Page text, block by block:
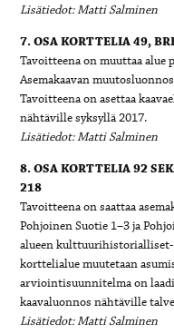
Lisätiedot: Matti Salminen
7. OSA KORTTELIA 49,
Tavoitteena on muuttaa alue
Asemakaavan
Tavoitteena on asettaa
nähtäville syksyllä 2017.
Lisätiedot: Matti Salminen
8. OSA KORTTELIA 92
218
Tavoitteena on saattaa
Pohjoinen Suotie 1–3 ja
alueen
korttelialue muutetaan
arviointisuunnitelma on
kaavaluonnos nähtäville
Lisätiedot: Matti Salminen